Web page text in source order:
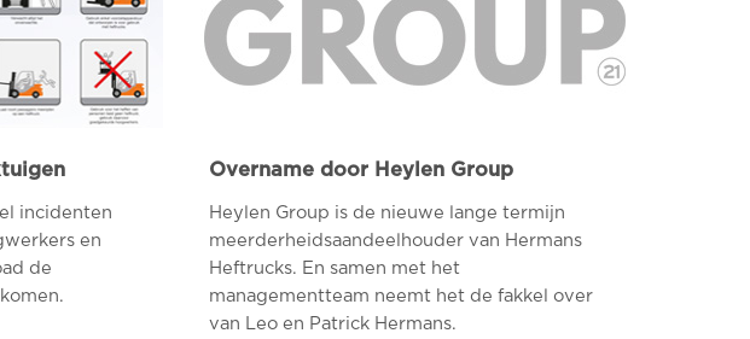
incidenten
en
de
Overname door Heylen Group
Heylen Group is de nieuwe lange termijn
meerderheidsaandeelhouder van Hermans
Heftrucks. En samen met het
managementteam neemt het de fakkel over
van Leo en Patrick Hermans.